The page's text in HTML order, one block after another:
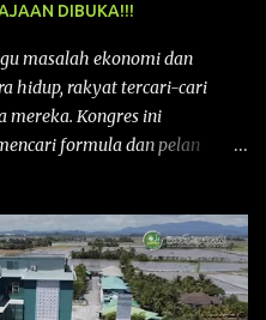
DIBUKA!!!
masalah ekonomi dan
hidup, rakyat tercari-cari
mereka. Kongres ini
formula dan pelan
12 September 2015 di Shah
dengan tema
Kongre s Rakyat di